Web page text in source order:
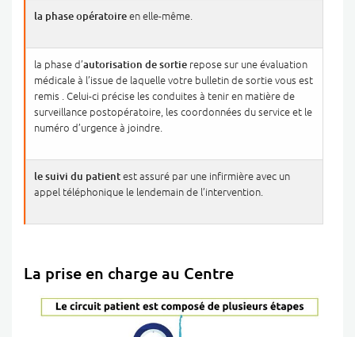
la phase opératoire en elle-même.
la phase d’autorisation de sortie repose sur une évaluation
médicale à l’issue de laquelle votre bulletin de sortie vous est
remis . Celui-ci précise les conduites à tenir en matière de
surveillance postopératoire, les coordonnées du service et le
numéro d’urgence à joindre.
le suivi du patient est assuré par une infirmière avec un
appel téléphonique le lendemain de l’intervention.
La prise en charge au Centre